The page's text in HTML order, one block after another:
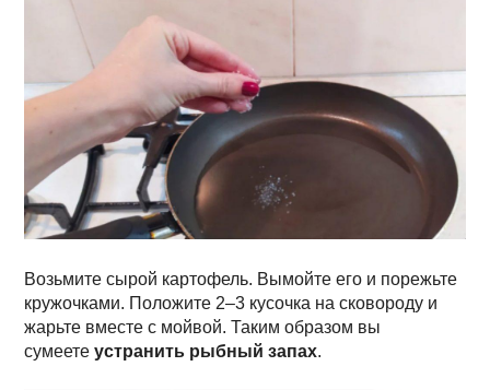
Возьмите сырой картофель. Вымойте его и порежьте
кружочками. Положите 2–3 кусочка на сковороду и
жарьте вместе с мойвой. Таким образом вы
сумеетеустранить рыбный запах.